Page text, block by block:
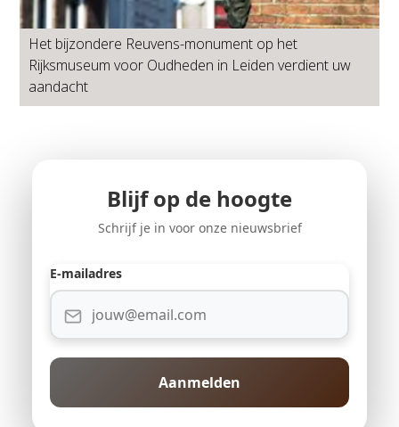
Het bijzondere Reuvens-monument op het
Rijksmuseum voor Oudheden in Leiden verdient uw
aandacht
Blijf op de hoogte
Schrijf je in voor onze nieuwsbrief
E-mailadres
Aanmelden